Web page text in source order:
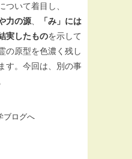
ついて着目し、
力の源
「み」には
実したものを示して
の原型を色濃く残し
す。今回は、別の事